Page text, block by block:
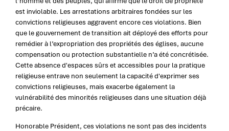
est inviolable. Les arrestations arbitraires fondées sur les
convictions religieuses aggravent encore ces violations. Bien
que le gouvernement de transition ait déployé des efforts pour
remédier à l’expropriation des propriétés des églises, aucune
compensation ou protection substantielle n’a été concrétisée.
Cette absence d'espaces sûrs et accessibles pour la pratique
religieuse entrave non seulement la capacité d'exprimer ses
convictions religieuses, mais exacerbe également la
vulnérabilité des minorités religieuses dans une situation déjà
précaire.
Honorable Président, ces violations ne sont pas des incidents